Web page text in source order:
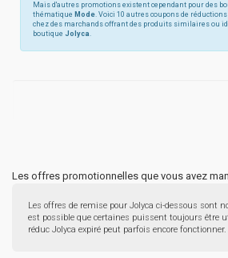
Mais d'autres promotions existent cependant pour des
thématique Mode. Voici 10 autres coupons de
chez des marchands offrant des produits similaires ou
boutique Jolyca.
Les offres promotionnelles que vous avez
Les offres de remise pour Jolyca ci-dessous sont
est possible que certaines puissent toujours être
réduc Jolyca expiré peut parfois encore fonctionner.